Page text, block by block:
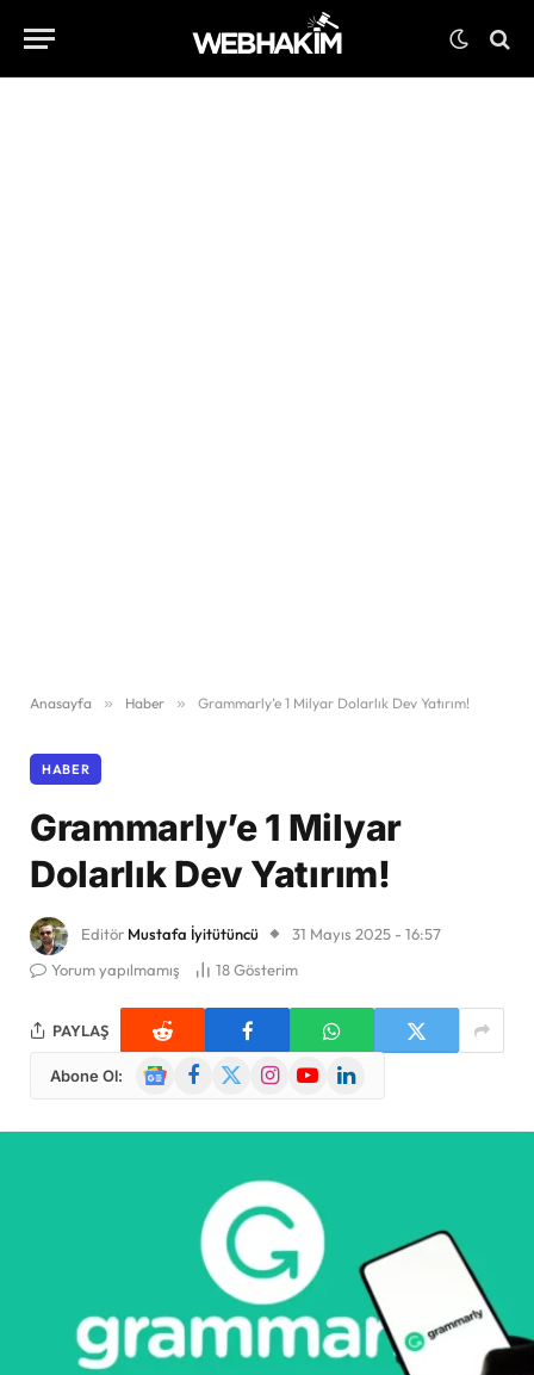
Anasayfa » Haber » Grammarly’e 1 Milyar Dolarlık Dev Yatırım!
HABER
Grammarly’e 1 Milyar
Dolarlık Dev Yatırım!
Editör Mustafa İyitütüncü
31 Mayıs 2025 - 16:57
Yorum yapılmamış
18Gösterim
PAYLAŞ
Abone Ol:
GoogleFacebook
X
InstagramYouTubeLinkedIn